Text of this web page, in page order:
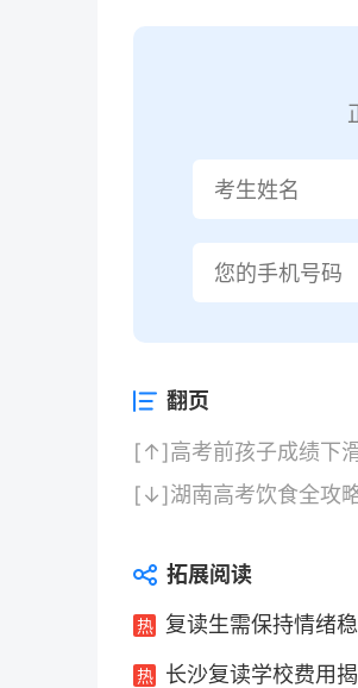
翻页
[↑]高考前孩子成绩下
[↓]湖南高考饮食全攻
拓展阅读
复读生需保持情绪
长沙复读学校费用